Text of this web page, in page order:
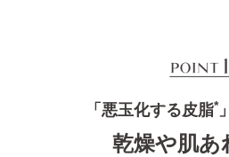
「悪玉化する皮脂*
乾燥や肌あ